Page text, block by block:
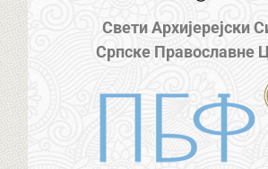
Свети Архијерејски
Српске Православне